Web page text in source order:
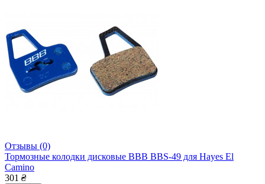
Отзывы (0)
Тормозные колодки дисковые BBB BBS-49 для Hayes El
Camino
301 ₴